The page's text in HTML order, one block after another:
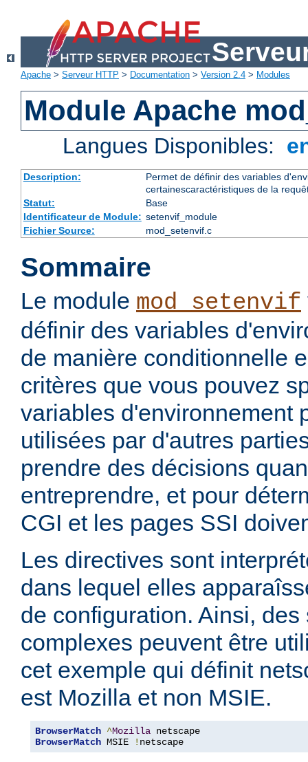
Apache > Serveur HTTP > Documentation > Version 2.4 > Modules
Module Apache
Langues Disponibles:
Description:
Permet de définir des variables
certainescaractéristiques de la
Statut:
Base
Identificateur de Module: setenvif_module
Fichier Source:
mod_setenvif.c
Sommaire
Le module mod_setenvif
définir des variables
de manière conditionnelle
critères que vous pouvez
variables d'environnement
utilisées par d'autres
prendre des décisions
entreprendre, et pour
CGI et les pages SSI
Les directives sont
dans lequel elles
de configuration. Ainsi,
complexes peuvent être
cet exemple qui définit
est Mozilla et non MSIE.
BrowserMatch ^Mozilla
BrowserMatch MSIE ! netscape